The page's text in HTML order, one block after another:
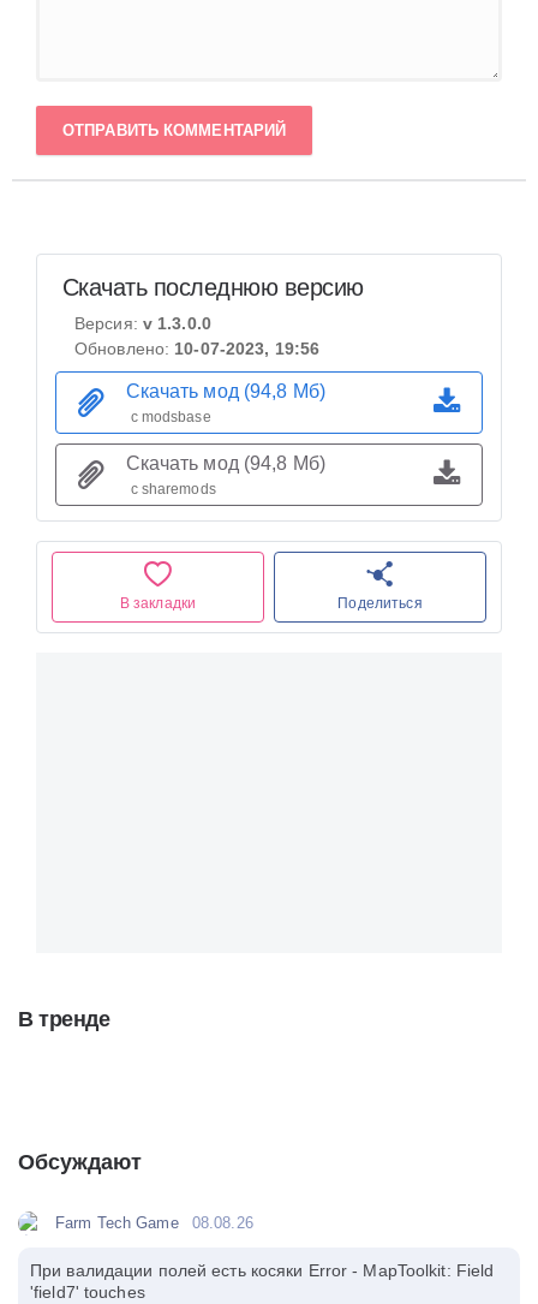
ОТПРАВИТЬ КОММЕНТАРИЙ
В закладки Поделиться
Скачать последнюю версию
Версия: v 1.3.0.0
Обновлено: 10-07-2023, 19:56
Скачать мод (94,8 Мб)
с modsbase
Скачать мод (94,8 Мб)
с sharemods
В тренде
Обсуждают
Farm Tech Game 08.08.26
При валидации полей есть косяки Error - MapToolkit: Field
'field7' touches